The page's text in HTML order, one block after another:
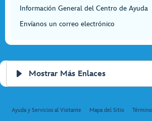
Información General del Centro de Ayuda
Envíanos un correo electrónico
Mostrar Más Enlaces
Ayuda y Servicios al Visitante Mapa del Sitio